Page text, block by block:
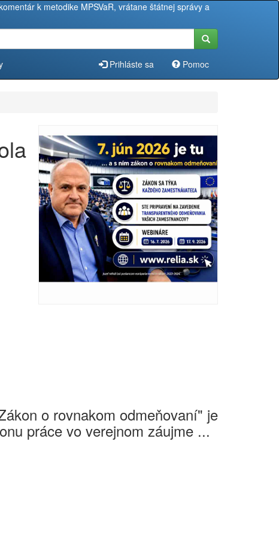
k metodike MPSVaR, vrátane štátnej správy a
Prihláste sa Pomoc
o rovnakom odmeňovaní" je
práce vo verejnom záujme ...